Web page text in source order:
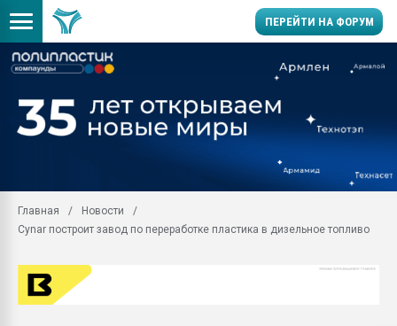
ПЕРЕЙТИ НА ФОРУМ
Вакуум-формовочные
28.07.2026
Главная
Новости
Cynar построит завод по переработке пластика в дизельное топливо